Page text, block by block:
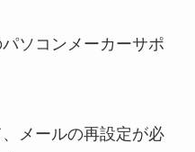
ソコンメーカーサポ
メールの再設定が必